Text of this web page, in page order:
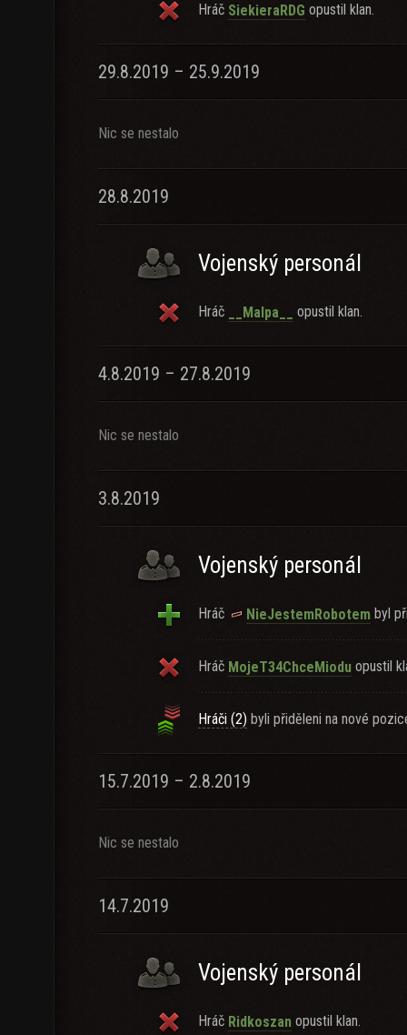
Hráč SiekieraRDG opustil klan.
29.8.2019 – 25.9.2019
Nic se nestalo
28.8.2019
Vojenský personál
Hráč __Malpa__ opustil klan.
4.8.2019 – 27.8.2019
Nic se nestalo
3.8.2019
Vojenský personál
Hráč NieJestemRobotem byl
Hráč MojeT34ChceMiodu opustil
Hráči (2) byli přiděleni na nové
15.7.2019 – 2.8.2019
Nic se nestalo
14.7.2019
Vojenský personál
Hráč Ridkoszan opustil klan.